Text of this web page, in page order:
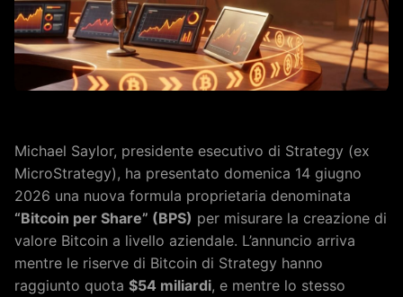
Michael Saylor, presidente esecutivo di Strategy (ex
MicroStrategy), ha presentato domenica 14 giugno
2026 una nuova formula proprietaria denominata
“Bitcoin per Share” (BPS) per misurare la creazione di
valore Bitcoin a livello aziendale. L’annuncio arriva
mentre le riserve di Bitcoin di Strategy hanno
raggiunto quota $54 miliardi, e mentre lo stesso